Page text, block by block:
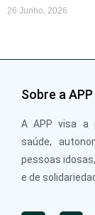
26 Junho, 2026
Sobre a APP
A APP visa a
saúde,
pessoas
e de